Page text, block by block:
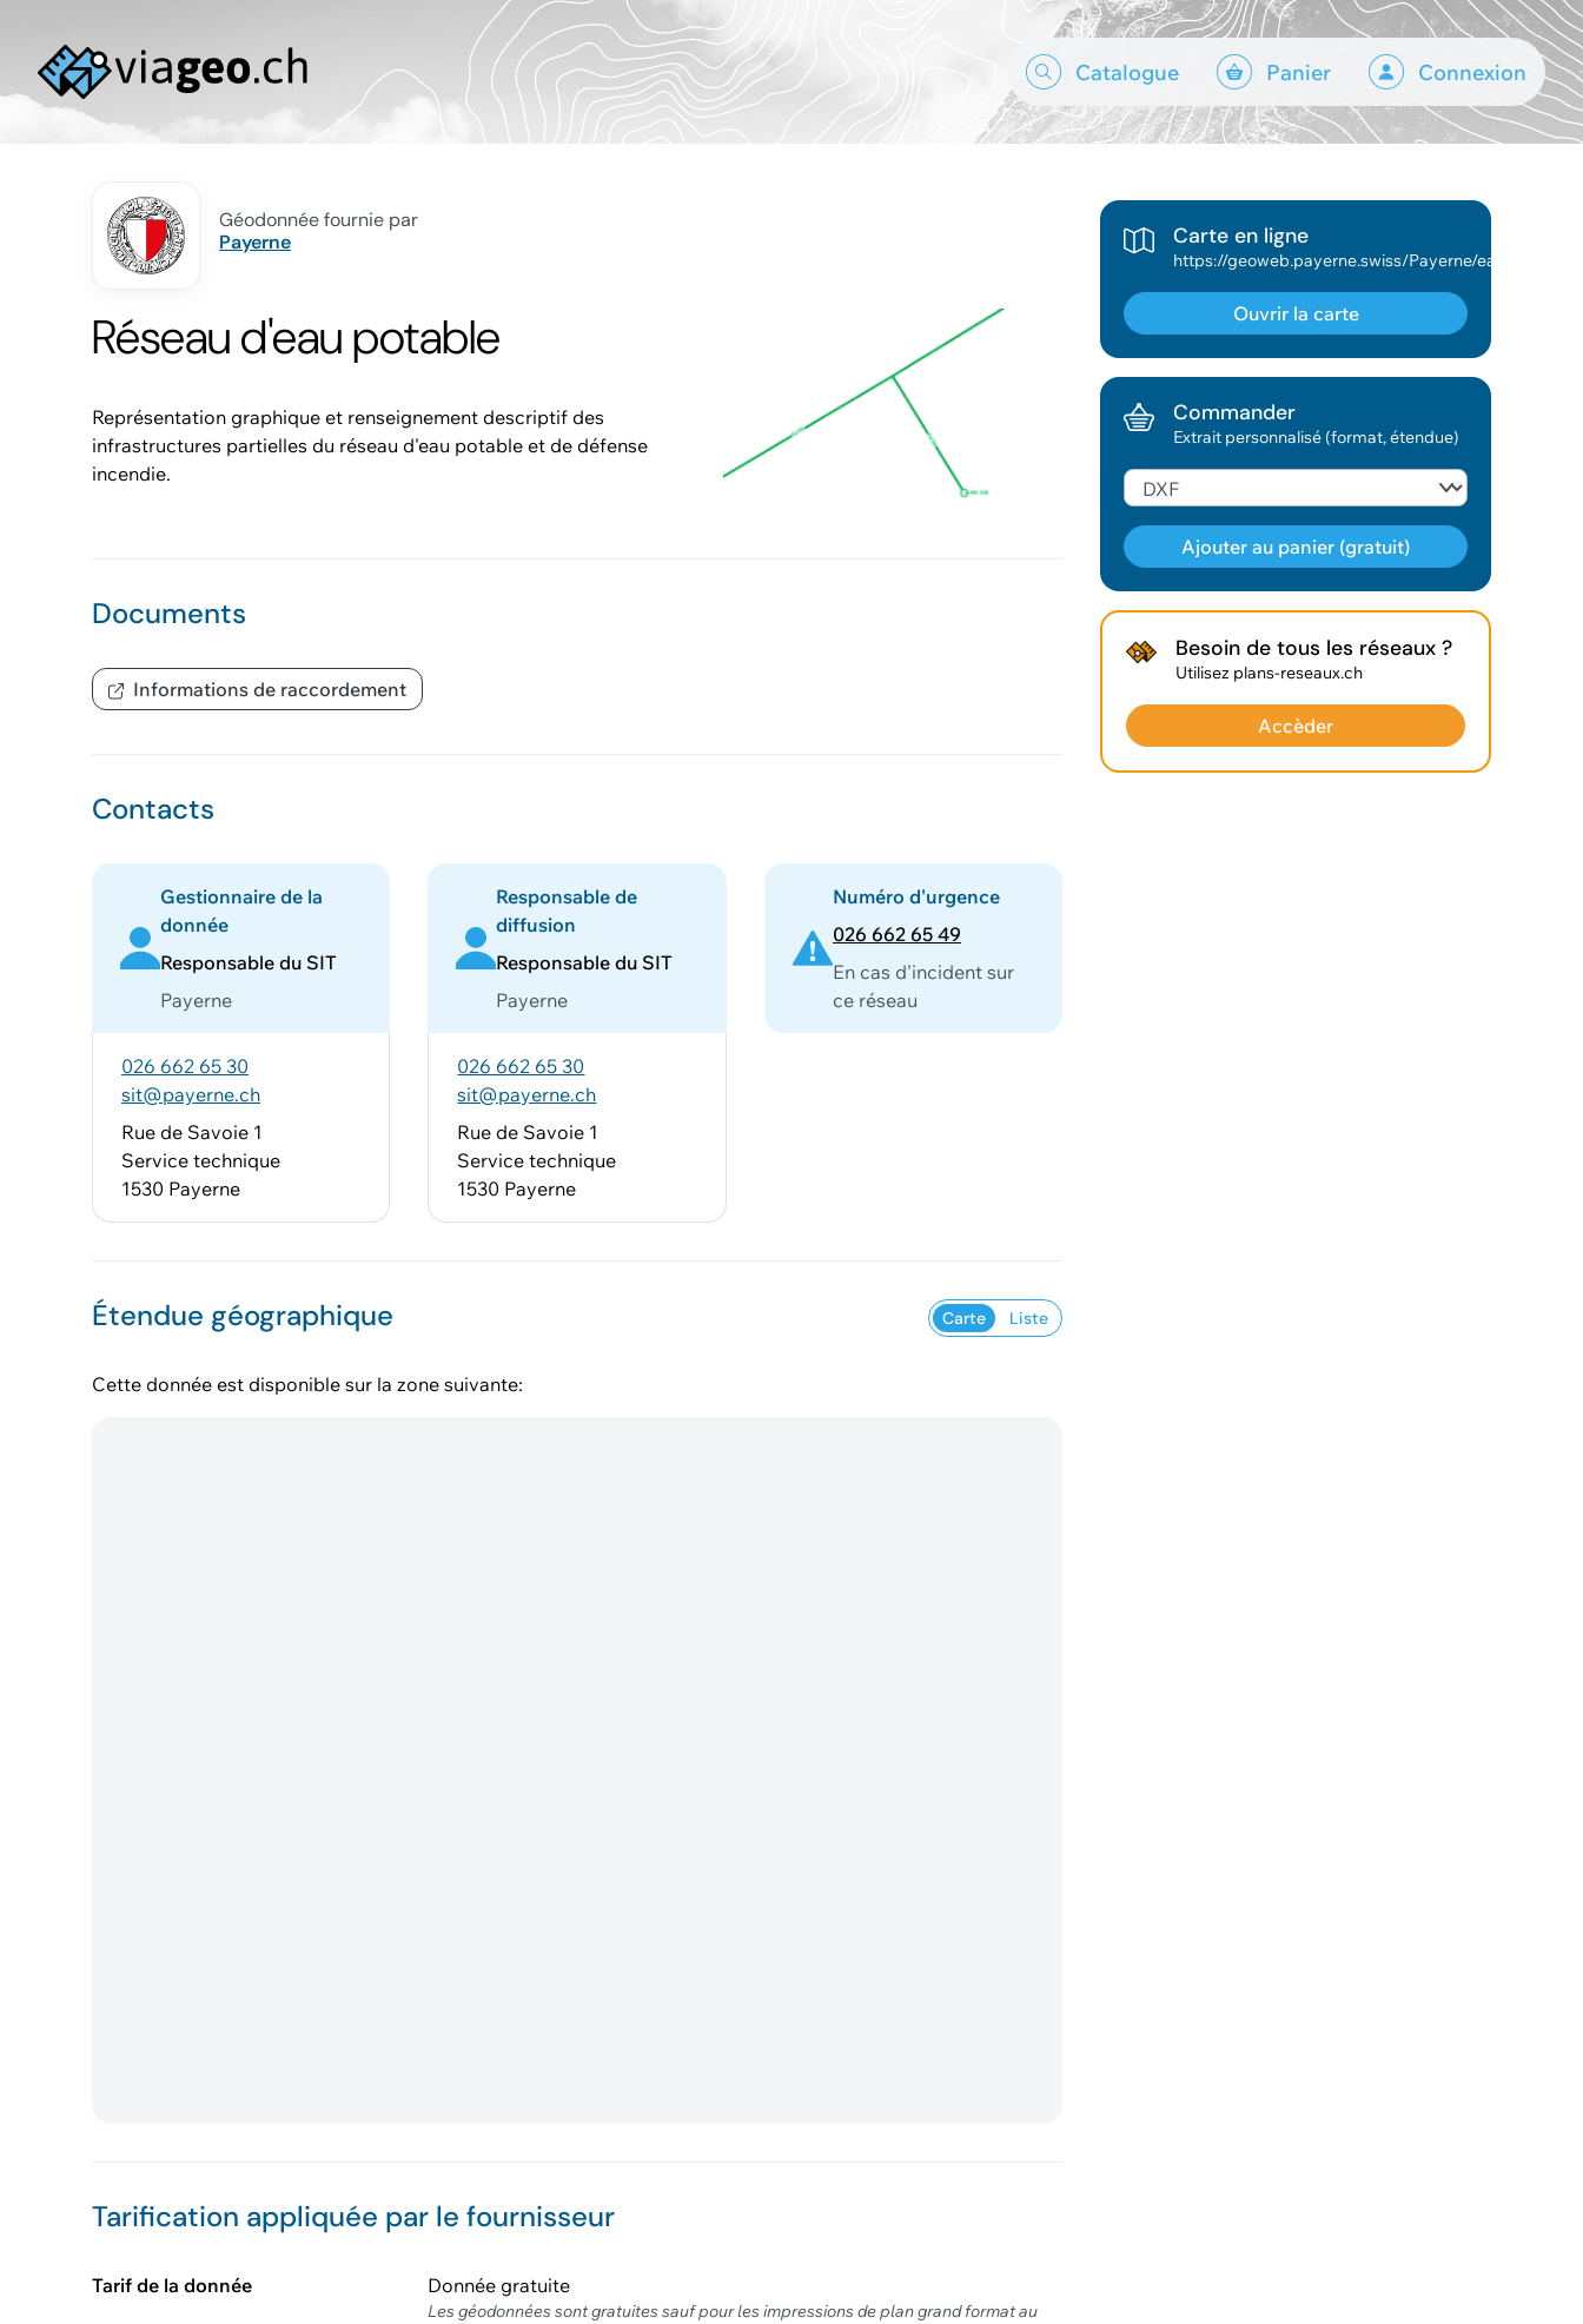
Catalogue Panier Connexion
Géodonnée fournie par
Payerne
Réseau d'eau potable
Représentation graphique et renseignement descriptif des
infrastructures partielles du réseau d'eau potable et de défense
incendie.
Documents
Informations de raccordement
Contacts
Gestionnaire de la
donnée
Responsable du SIT
Payerne
026 662 65 30
sit@payerne.ch
Rue de Savoie 1
Service technique
1530 Payerne
Responsable de
diffusion
Responsable du SIT
Payerne
026 662 65 30
sit@payerne.ch
Rue de Savoie 1
Service technique
1530 Payerne
Numéro d'urgence
026 662 65 49
En cas d'incident sur
ce réseau
Carte Liste
Étendue géographique
Cette donnée est disponible sur la zone suivante:
Tarification appliquée par le fournisseur
Tarif de la donnée Donnée gratuite
Les géodonnées sont gratuites sauf pour les impressions de plan grand format au
Carte en ligne
Ouvrir la carte
Commander
Extrait personnalisé (format, étendue)
Ajouter au panier (gratuit)
Géodonnée ajoutée au panier !
Voir le panier
Besoin de tous les réseaux ?
Utilisez plans-reseaux.ch
Accèder